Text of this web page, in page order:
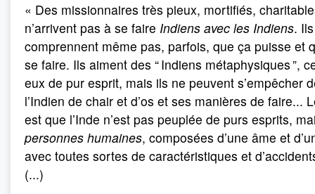
« Des missionnaires très pieux, mortifiés,
n’arrivent pas à se faire Indiens avec les Indiens.
comprennent même pas, parfois, que ça puisse et
se faire. Ils aiment des “ Indiens métaphysiques ”,
eux de pur esprit, mais ils ne peuvent s’empêcher
l’Indien de chair et d’os et ses manières de faire...
est que l’Inde n’est pas peuplée de purs esprits,
personnes humaines, composées d’une âme et
avec toutes sortes de caractéristiques et
(...)